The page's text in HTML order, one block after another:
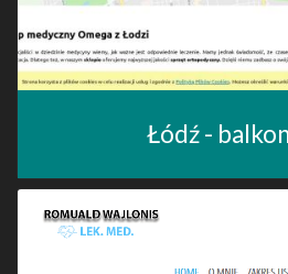
Łódź -